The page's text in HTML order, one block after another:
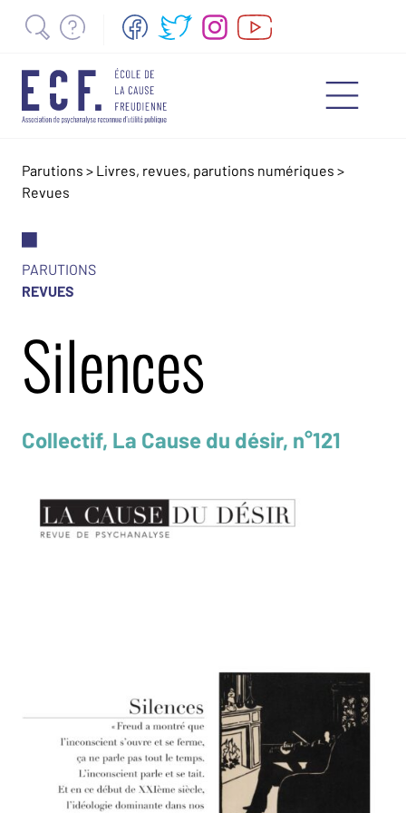
Parutions > Livres, revues, parutions numériques >
Revues
PARUTIONS
REVUES
Silences
Collectif, La Cause du désir, n°121